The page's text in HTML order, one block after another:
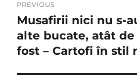
navigation
PREVIOUS
Previous
post:
Musafirii nici nu s-
alte bucate, atât
fost – Cartofi în stil